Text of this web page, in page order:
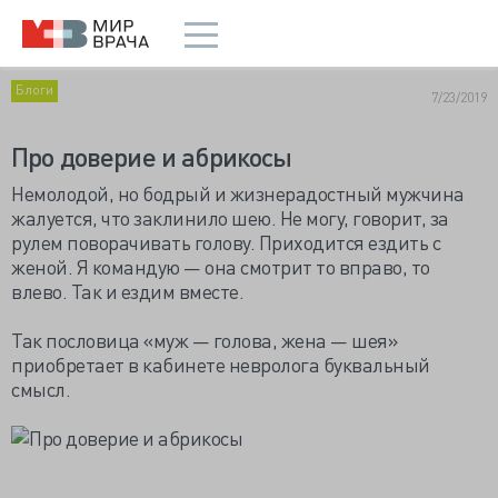
Блоги 7/23/2019
Про доверие и абрикосы
Немолодой, но бодрый и жизнерадостный мужчина
жалуется, что заклинило шею. Не могу, говорит, за
рулем поворачивать голову. Приходится ездить с
женой. Я командую — она смотрит то вправо, то
влево. Так и ездим вместе.
Так пословица «муж — голова, жена — шея»
приобретает в кабинете невролога буквальный
смысл.